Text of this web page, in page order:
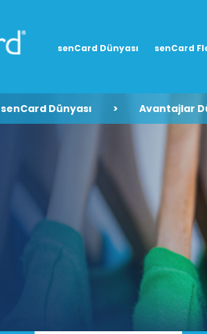
senCard Dünyası senCard
senCard Dünyası > Avantajlar